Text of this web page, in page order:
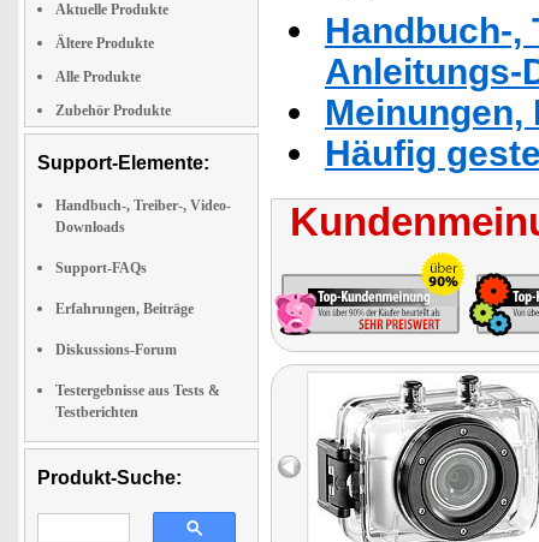
Aktuelle Produkte
Ältere Produkte
Alle Produkte
Zubehör Produkte
Support-Elemente:
Handbuch-, Treiber-, Video-
Downloads
Support-FAQs
Erfahrungen, Beiträge
Diskussions-Forum
Testergebnisse aus Tests &
Testberichten
Produkt-Suche:
Handbuch-,
Anleitungs-
Häufig